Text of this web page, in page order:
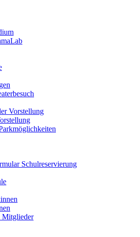
Vorstellung
Schulreservierung
Mitglieder